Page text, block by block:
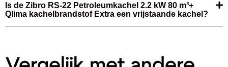
Is de Zibro RS-22 Petroleumkachel 2.2 kW 80 m³+
Qlima kachelbrandstof Extra een vrijstaande kachel?